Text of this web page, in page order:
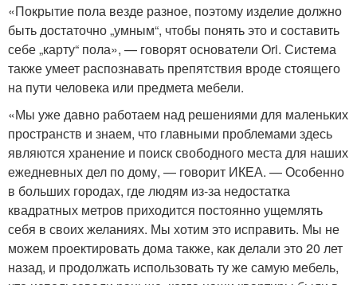
«Покрытие пола везде разное, поэтому изделие должно
быть достаточно „умным“, чтобы понять это и составить
себе „карту“ пола», — говорят основатели Ori. Система
также умеет распознавать препятствия вроде стоящего
на пути человека или предмета мебели.
«Мы уже давно работаем над решениями для маленьких
пространств и знаем, что главными проблемами здесь
являются хранение и поиск свободного места для наших
ежедневных дел по дому, — говорит ИКЕА. — Особенно
в больших городах, где людям из-за недостатка
квадратных метров приходится постоянно ущемлять
себя в своих желаниях. Мы хотим это исправить. Мы не
можем проектировать дома также, как делали это 20 лет
назад, и продолжать использовать ту же самую мебель,